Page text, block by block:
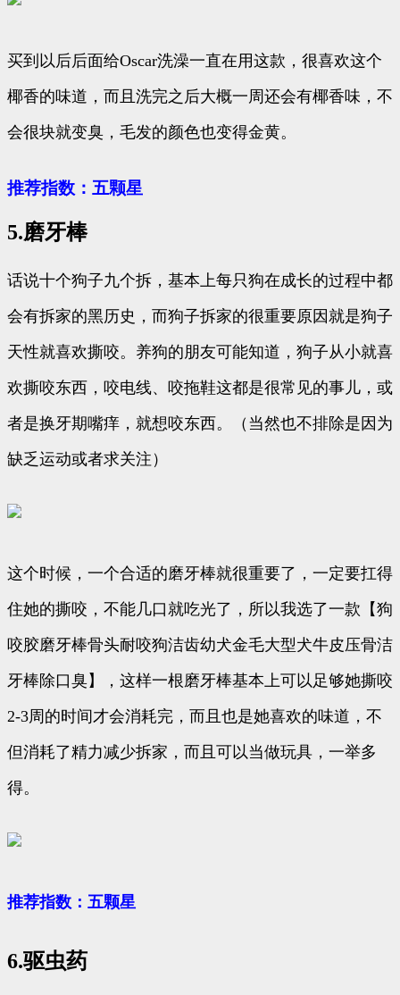
买到以后后面给Oscar洗澡一直在用这款，很喜欢这个
椰香的味道，而且洗完之后大概一周还会有椰香味，不
会很块就变臭，毛发的颜色也变得金黄。
推荐指数：五颗星
5.磨牙棒
话说十个狗子九个拆，基本上每只狗在成长的过程中都
会有拆家的黑历史，而狗子拆家的很重要原因就是狗子
天性就喜欢撕咬。养狗的朋友可能知道，狗子从小就喜
欢撕咬东西，咬电线、咬拖鞋这都是很常见的事儿，或
者是换牙期嘴痒，就想咬东西。（当然也不排除是因为
缺乏运动或者求关注）
这个时候，一个合适的磨牙棒就很重要了，一定要扛得
住她的撕咬，不能几口就吃光了，所以我选了一款【狗
咬胶磨牙棒骨头耐咬狗洁齿幼犬金毛大型犬牛皮压骨洁
牙棒除口臭】，这样一根磨牙棒基本上可以足够她撕咬
2-3周的时间才会消耗完，而且也是她喜欢的味道，不
但消耗了精力减少拆家，而且可以当做玩具，一举多
得。
推荐指数：五颗星
6.驱虫药